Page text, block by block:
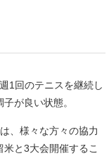
1回のテニスを継続し
が良い状態。
、様々な方々の協力
と3大会開催するこ